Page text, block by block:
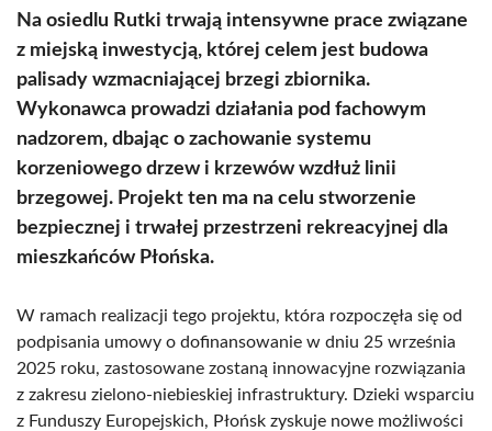
Na osiedlu Rutki trwają intensywne prace związane
z miejską inwestycją, której celem jest budowa
palisady wzmacniającej brzegi zbiornika.
Wykonawca prowadzi działania pod fachowym
nadzorem, dbając o zachowanie systemu
korzeniowego drzew i krzewów wzdłuż linii
brzegowej. Projekt ten ma na celu stworzenie
bezpiecznej i trwałej przestrzeni rekreacyjnej dla
mieszkańców Płońska.
W ramach realizacji tego projektu, która rozpoczęła się od
podpisania umowy o dofinansowanie w dniu 25 września
2025 roku, zastosowane zostaną innowacyjne rozwiązania
z zakresu zielono-niebieskiej infrastruktury. Dzieki wsparciu
z Funduszy Europejskich, Płońsk zyskuje nowe możliwości